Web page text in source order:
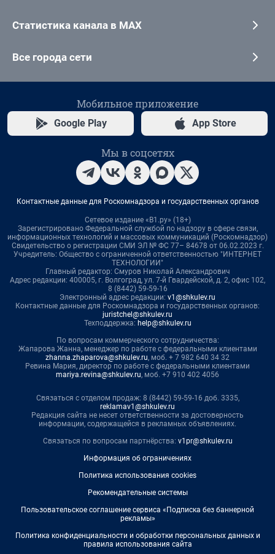
Статистика канала в MAX
Все города сети
Мобильное приложение
Google Play App Store
Мы в соцсетях
Контактные данные для Роскомнадзора и государственных органов
Сетевое издание «В1.ру» (18+)
Зарегистрировано Федеральной службой по надзору в сфере связи,
информационных технологий и массовых коммуникаций (Роскомнадзор)
Свидетельство о регистрации СМИ ЭЛ № ФС 77– 84678 от 06.02.2023 г.
Учредитель: Общество с ограниченной ответственностью "ИНТЕРНЕТ
ТЕХНОЛОГИИ"
Главный редактор: Смуров Николай Александрович
Адрес редакции: 400005, г. Волгоград, ул. 7-й Гвардейской, д. 2, офис 102,
8 (8442) 59-59-16
Электронный адрес редакции: v1@shkulev.ru
Контактные данные для Роскомнадзора и государственных органов:
juristchel@shkulev.ru
Техподдержка: help@shkulev.ru
По вопросам коммерческого сотрудничества:
Жапарова Жанна, менеджер по работе с федеральными клиентами
zhanna.zhaparova@shkulev.ru, моб. + 7 982 640 34 32
Ревина Мария, директор по работе с федеральными клиентами
mariya.revina@shkulev.ru, моб. +7 910 402 4056
Связаться с отделом продаж: 8 (8442) 59-59-16 доб. 3335,
reklamav1@shkulev.ru
Редакция сайта не несет ответственности за достоверность
информации, содержащейся в рекламных объявлениях.
Связаться по вопросам партнёрства: v1pr@shkulev.ru
Информация об ограничениях
Политика использования cookies
Рекомендательные системы
Пользовательское соглашение сервиса «Подписка без баннерной
рекламы»
Политика конфиденциальности и обработки персональных данных и
правила использования сайта